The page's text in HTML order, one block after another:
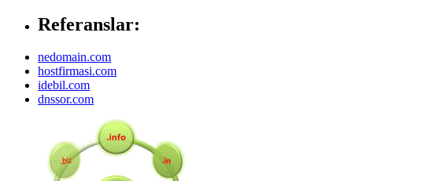
Referanslar:
nedomain.com
hostfirmasi.com
idebil.com
dnssor.com